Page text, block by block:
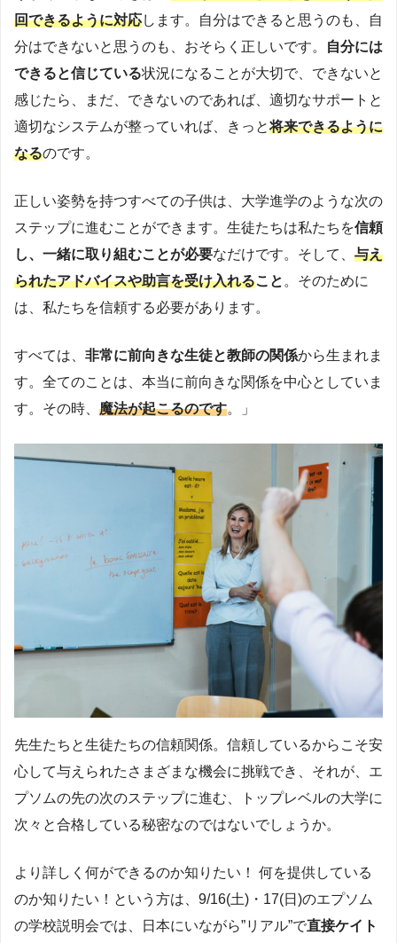
回できるように対応します。自分はできると思うのも、自
分はできないと思うのも、おそらく正しいです。
自分には
できると信じている状況になることが大切で、できないと
感じたら、まだ、できないのであれば、適切なサポートと
適切なシステムが整っていれば、きっと将来できるように
なるのです。
正しい姿勢を持つすべての子供は、大学進学のような次の
ステップに進むことができます。生徒たちは私たちを信頼
し、一緒に取り組むことが必要なだけです。そして、 与え
られたアドバイスや助言を受け入れること 。そのために
は、私たちを信頼する必要があります。
すべては、 非常に前向きな生徒と教師の関係から生まれま
す。全てのことは、本当に前向きな関係を中心としていま
す。その時、 魔法が起こるのです。」
先生たちと生徒たちの信頼関係。信頼しているからこそ安
心して与えられたさまざまな機会に挑戦でき、それが、エ
プソムの先の次のステップに進む、トップレベルの大学に
次々と合格している秘密なのではないでしょうか。
より詳しく何ができるのか知りたい！ 何を提供している
のか知りたい！という方は、9/16(土)・17(日)のエプソム
の学校説明会では、日本にいながら”リアル”で直接ケイト